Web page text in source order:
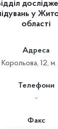
у
області
Адреса
12,
Телефони
-
Факс